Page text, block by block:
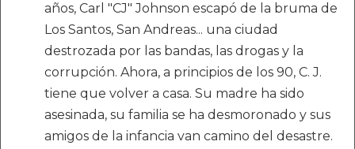
años, Carl "CJ" Johnson escapó de la bruma de
Los Santos, San Andreas... una ciudad
destrozada por las bandas, las drogas y la
corrupción. Ahora, a principios de los 90, C. J.
tiene que volver a casa. Su madre ha sido
asesinada, su familia se ha desmoronado y sus
amigos de la infancia van camino del desastre.